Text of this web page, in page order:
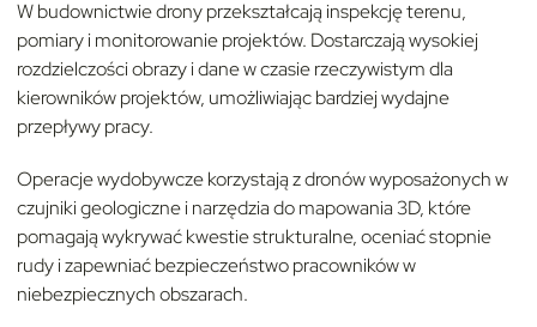
W budownictwie drony przekształcają inspekcję terenu,
pomiary i monitorowanie projektów. Dostarczają wysokiej
rozdzielczości obrazy i dane w czasie rzeczywistym dla
kierowników projektów, umożliwiając bardziej wydajne
przepływy pracy.
Operacje wydobywcze korzystają z dronów wyposażonych w
czujniki geologiczne i narzędzia do mapowania 3D, które
pomagają wykrywać kwestie strukturalne, oceniać stopnie
rudy i zapewniać bezpieczeństwo pracowników w
niebezpiecznych obszarach.